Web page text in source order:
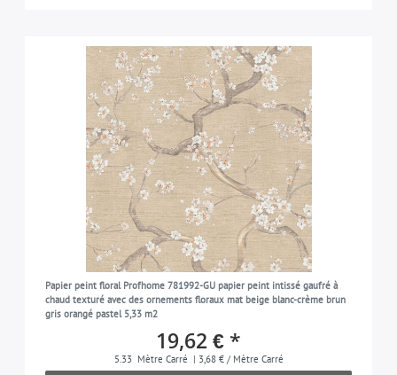
Papier peint floral Profhome 781992-GU papier peint intissé gaufré à
chaud texturé avec des ornements floraux mat beige blanc-crème brun
gris orangé pastel 5,33 m2
19,62 € *
5.33 Mètre Carré | 3,68 € / Mètre Carré